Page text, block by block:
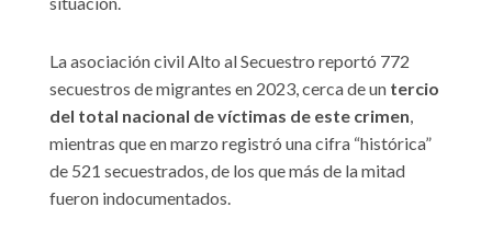
La asociación civil Alto al Secuestro reportó 772
secuestros de migrantes en 2023, cerca de un tercio
del total nacional de víctimas de este crimen,
mientras que en marzo registró una cifra “histórica”
de 521 secuestrados, de los que más de la mitad
fueron indocumentados.